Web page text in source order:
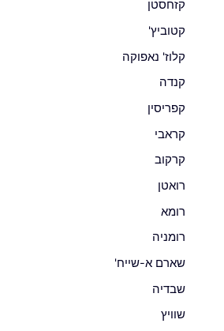
קזחסטן
קטוביץ'
קלוז' נאפוקה
קנדה
קפריסין
קראבי
קרקוב
רואטן
רומא
רומניה
שארם א-שייח'
שבדיה
שוויץ